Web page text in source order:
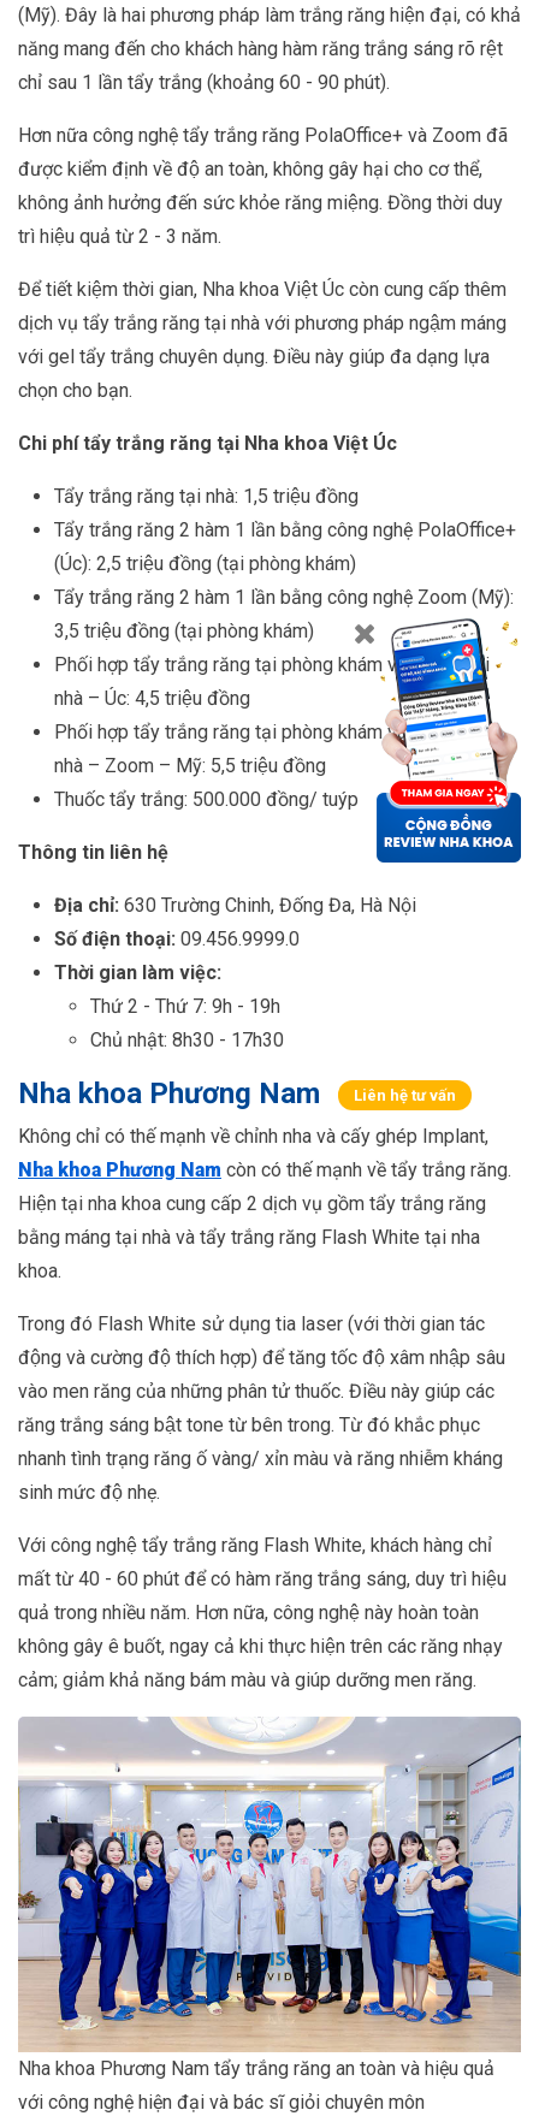
(Mỹ). Đây là hai phương pháp làm trắng răng hiện đại, có khả
năng mang đến cho khách hàng hàm răng trắng sáng rõ rệt
chỉ sau 1 lần tẩy trắng (khoảng 60 - 90 phút).
Hơn nữa công nghệ tẩy trắng răng PolaOffice+ và Zoom đã
được kiểm định về độ an toàn, không gây hại cho cơ thể,
không ảnh hưởng đến sức khỏe răng miệng. Đồng thời duy
trì hiệu quả từ 2 - 3 năm.
Để tiết kiệm thời gian, Nha khoa Việt Úc còn cung cấp thêm
dịch vụ tẩy trắng răng tại nhà với phương pháp ngậm máng
với gel tẩy trắng chuyên dụng. Điều này giúp đa dạng lựa
chọn cho bạn.
Chi phí tẩy trắng răng tại Nha khoa Việt Úc
Tẩy trắng răng tại nhà: 1,5 triệu đồng
Tẩy trắng răng 2 hàm 1 lần bằng công nghệ PolaOffice+
(Úc): 2,5 triệu đồng (tại phòng khám)
Tẩy trắng răng 2 hàm 1 lần bằng công nghệ Zoom (Mỹ):
3,5 triệu đồng (tại phòng khám)
Phối hợp tẩy trắng răng tại phòng khám và duy trì tại
nhà – Úc: 4,5 triệu đồng
Phối hợp tẩy trắng răng tại phòng khám và duy trì tại
nhà – Zoom – Mỹ: 5,5 triệu đồng
Thuốc tẩy trắng: 500.000 đồng/ tuýp
Thông tin liên hệ
Địa chỉ: 630 Trường Chinh, Đống Đa, Hà Nội
Số điện thoại: 09.456.9999.0
Thời gian làm việc:
Thứ 2 - Thứ 7: 9h - 19h
Chủ nhật: 8h30 - 17h30
Nha khoa Phương Nam Liên hệ tư vấn
Không chỉ có thế mạnh về chỉnh nha và cấy ghép Implant,
Nha khoa Phương Nam còn có thế mạnh về tẩy trắng răng.
Hiện tại nha khoa cung cấp 2 dịch vụ gồm tẩy trắng răng
bằng máng tại nhà và tẩy trắng răng Flash White tại nha
khoa.
Trong đó Flash White sử dụng tia laser (với thời gian tác
động và cường độ thích hợp) để tăng tốc độ xâm nhập sâu
vào men răng của những phân tử thuốc. Điều này giúp các
răng trắng sáng bật tone từ bên trong. Từ đó khắc phục
nhanh tình trạng răng ố vàng/ xỉn màu và răng nhiễm kháng
sinh mức độ nhẹ.
Với công nghệ tẩy trắng răng Flash White, khách hàng chỉ
mất từ 40 - 60 phút để có hàm răng trắng sáng, duy trì hiệu
quả trong nhiều năm. Hơn nữa, công nghệ này hoàn toàn
không gây ê buốt, ngay cả khi thực hiện trên các răng nhạy
cảm; giảm khả năng bám màu và giúp dưỡng men răng.
Nha khoa Phương Nam tẩy trắng răng an toàn và hiệu quả
với công nghệ hiện đại và bác sĩ giỏi chuyên môn